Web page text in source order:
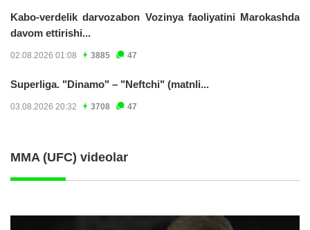
Kabo-verdelik darvozabon Vozinya faoliyatini Marokashda
davom ettirishi...
02.08.2026 01:08 3885 47
Superliga. "Dinamo" – "Neftchi" (matnli...
03.08.2026 20:32 3708 47
MMA (UFC) videolar